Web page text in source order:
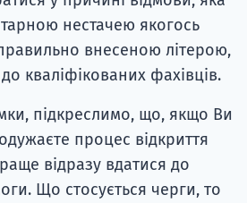
нестачею якогось
внесеною літерою,
кваліфікованих фахівців.
підкреслимо, що, якщо Ви
процес відкриття
відразу вдатися до
Що стосується черги, то